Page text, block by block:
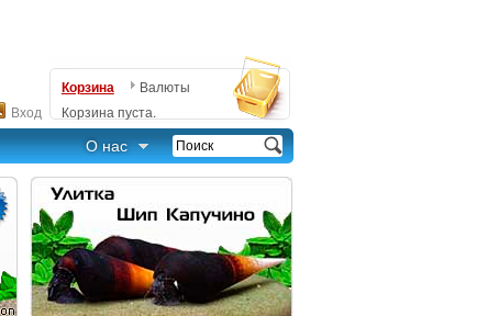
Валюты
Корзина
Корзина пуста.
Вход
О нас